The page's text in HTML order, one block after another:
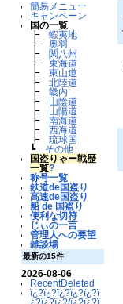
簡易メニュー
キャンペーン
国の一覧
┣蝦夷地
┣奥羽
┣ 関八州
┣東海道
┣東山道
┣北陸道
┣畿内
┣ 山陰道
┣ 山陽道
┣南海道
┣西海道
┣琉球国
┗ その他
国盗りゃー戦歴
一覧?
称号一覧
鉄道de国盗り
高速de国盗り
船 de 国盗り
便利な切符
じぃの一言
管理人への要望
雑談場
最新の15件
2026-08-06
RecentDeleted
ï¿?ï¿?ï¿?ï¿?ï¿?ï